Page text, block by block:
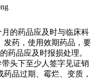
月的药品应及时与临床科
发药，使用效期药品，要
药品应及时报损处理。
带头下至少人签字见证销
品过期、霉烂、变质，